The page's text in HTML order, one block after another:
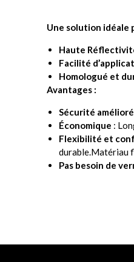
Une solution idéale
Haute
Facilité
Homologué et
Avantages :
Sécurité
Économique :
Flexibilité et
durable.Matériau
Pas besoin de